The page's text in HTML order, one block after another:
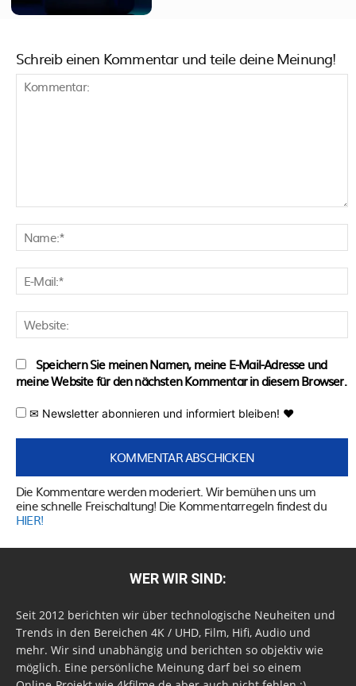
Schreib einen Kommentar und teile deine Meinung!
Speichern Sie meinen Namen, meine E-Mail-Adresse und
meine Website für den nächsten Kommentar in diesem Browser.
✉ Newsletter abonnieren und informiert bleiben! ♥
Die Kommentare werden moderiert. Wir bemühen uns um
eine schnelle Freischaltung! Die Kommentarregeln findest du
HIER!
WER WIR SIND:
Seit 2012 berichten wir über technologische Neuheiten und
Trends in den Bereichen 4K / UHD, Film, Hifi, Audio und
mehr. Wir sind unabhängig und berichten so objektiv wie
möglich. Eine persönliche Meinung darf bei so einem